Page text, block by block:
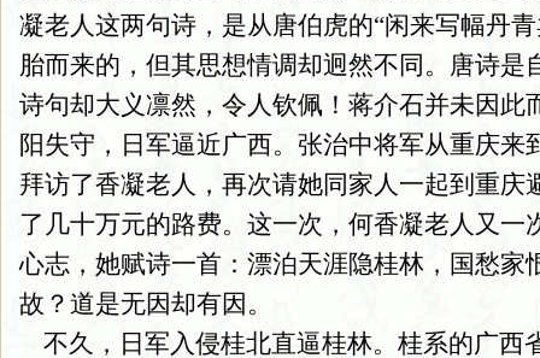
凝老人这两句诗，是从唐伯虎的“闲来写幅丹
胎而来的，但其思想情调却迥然不同。唐诗是
诗句却大义凛然，令人钦佩！蒋介石并未因此
阳失守，日军逼近广西。张治中将军从重庆来
拜访了香凝老人，再次请她同家人一起到重庆
了几十万元的路费。这一次，何香凝老人又一
心志，她赋诗一首：漂泊天涯隐桂林，国愁家
故？道是无因却有因。
不久，日军入侵桂北直逼桂林。桂系的广西